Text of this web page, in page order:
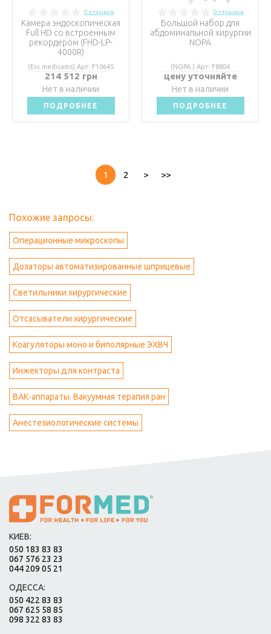
0 отзывов
Камера эндоскопическая
Full HD со встроенным
рекордером (FHD-LP-
4000R)
(Esc medicams) Арт: F10645
214 512 грн
Нет в наличии
ПОДРОБНЕЕ
0 отзывов
Большой набор для
абдоминальной хирургии
NOPA
(NOPA ) Арт: F8804
цену уточняйте
Нет в наличии
ПОДРОБНЕЕ
1 2 > >>
Похожие запросы:
Операционные микроскопы
Дозаторы автоматизированные шприцевые
Светильники хирургические
Отсасыватели хирургические
Коагуляторы моно и биполярные ЭХВЧ
Инжекторы для контраста
ВАК-аппараты. Вакуумная терапия ран
Анестезиологические системы
КИЕВ:
050 183 83 83
067 576 23 23
044 209 05 21
ОДЕССА:
050 422 83 83
067 625 58 85
098 322 83 83